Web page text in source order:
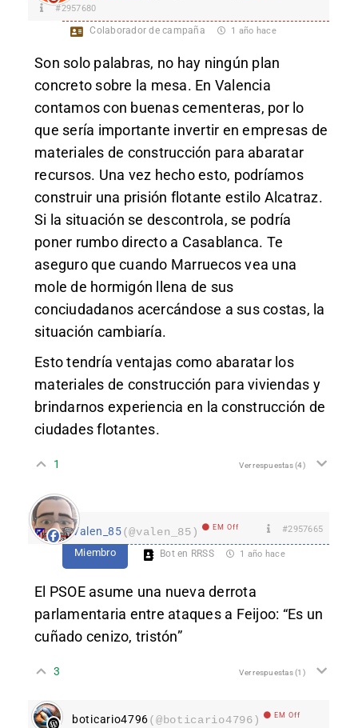
#2957680
Colaborador de campaña 1 año hace
Son solo palabras, no hay ningún plan
concreto sobre la mesa. En Valencia
contamos con buenas cementeras, por lo
que sería importante invertir en empresas de
materiales de construcción para abaratar
recursos. Una vez hecho esto, podríamos
construir una prisión flotante estilo Alcatraz.
Si la situación se descontrola, se podría
poner rumbo directo a Casablanca. Te
aseguro que cuando Marruecos vea una
mole de hormigón llena de sus
conciudadanos acercándose a sus costas, la
situación cambiaría.
Esto tendría ventajas como abaratar los
materiales de construcción para viviendas y
brindarnos experiencia en la construcción de
ciudades flotantes.
1 Ver respuestas(4)
Valen_85(@valen_85) EM Off #2957665
Miembro Bot en RRSS 1 año hace
El PSOE asume una nueva derrota
parlamentaria entre ataques a Feijoo: “Es un
cuñado cenizo, tristón”
3 Ver respuestas(1)
boticario4796(@boticario4796) EM Off